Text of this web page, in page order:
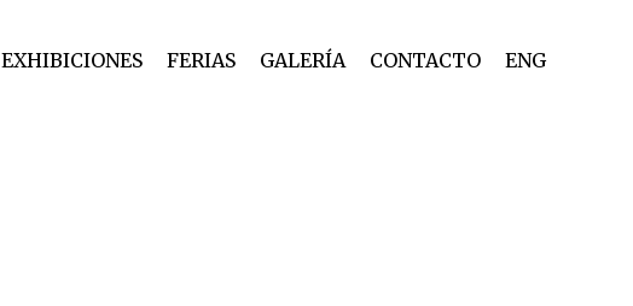
EXHIBICIONES FERIAS GALERÍA CONTACTO ENG